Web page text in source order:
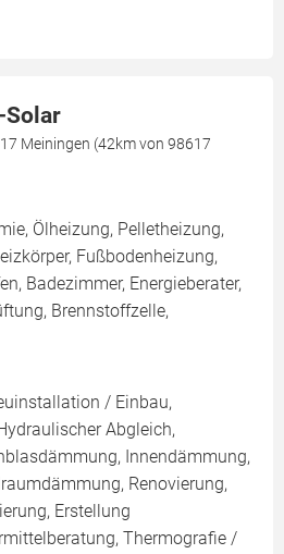
Solar
Meiningen (42km von 98617
Ölheizung, Pelletheizung,
Fußbodenheizung,
Badezimmer, Energieberater,
Brennstoffzelle,
/ Einbau,
Abgleich,
Innendämmung,
Renovierung,
Erstellung
Thermografie /